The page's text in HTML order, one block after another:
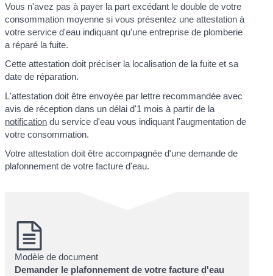
Vous n'avez pas à payer la part excédant le double de votre
consommation moyenne si vous présentez une attestation à
votre service d'eau indiquant qu'une entreprise de plomberie
a réparé la fuite.
Cette attestation doit préciser la localisation de la fuite et sa
date de réparation.
L'attestation doit être envoyée par lettre recommandée avec
avis de réception dans un délai d'1 mois à partir de la
notification du service d'eau vous indiquant l'augmentation de
votre consommation.
Votre attestation doit être accompagnée d'une demande de
plafonnement de votre facture d'eau.
Modèle de document
Demander le plafonnement de votre facture d'eau